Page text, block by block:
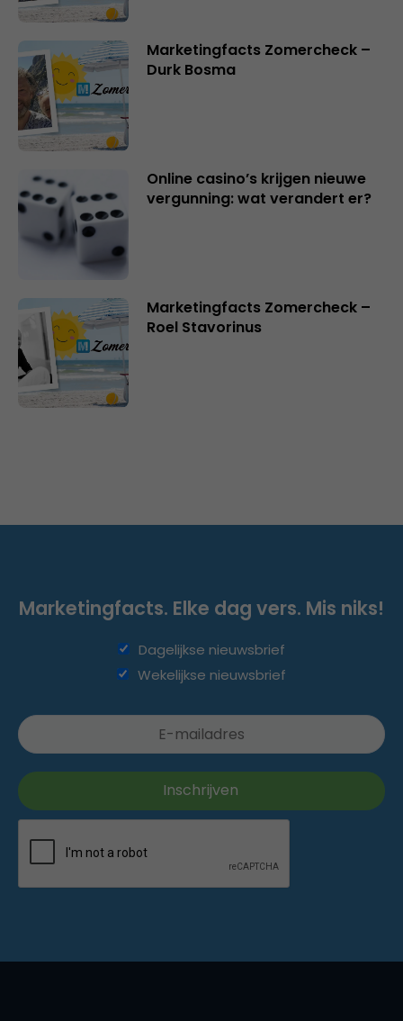
Marketingfacts Zomercheck –
Durk Bosma
Online casino’s krijgen nieuwe
vergunning: wat verandert er?
Marketingfacts Zomercheck –
Roel Stavorinus
Marketingfacts. Elke dag vers. Mis niks!
Dagelijkse nieuwsbrief
Wekelijkse nieuwsbrief